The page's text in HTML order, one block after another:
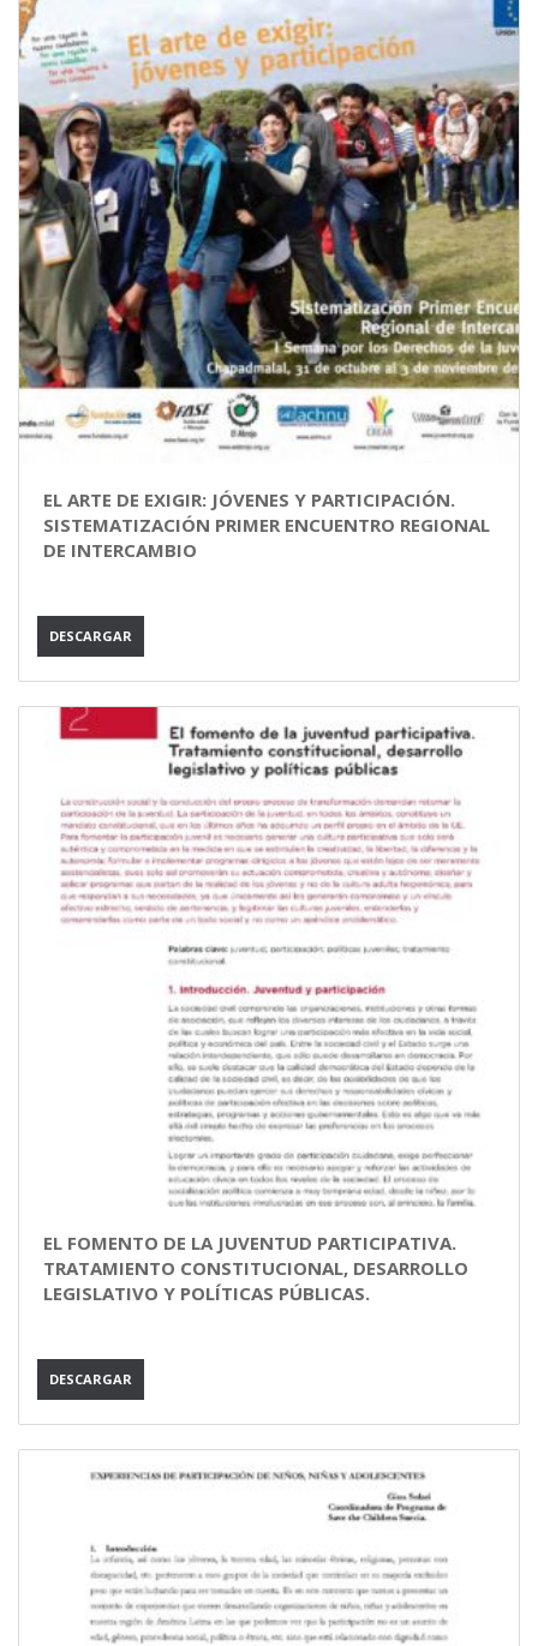
EL ARTE DE EXIGIR: JÓVENES Y PARTICIPACIÓN.
SISTEMATIZACIÓN PRIMER ENCUENTRO REGIONAL
DE INTERCAMBIO
DESCARGAR
EL FOMENTO DE LA JUVENTUD PARTICIPATIVA.
TRATAMIENTO CONSTITUCIONAL, DESARROLLO
LEGISLATIVO Y POLÍTICAS PÚBLICAS.
DESCARGAR